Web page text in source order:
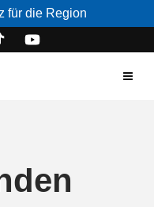
für die Region